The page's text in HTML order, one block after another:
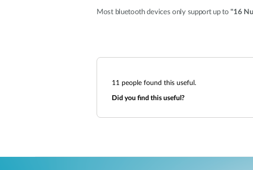
Most bluetooth devices only support up to"16
11 people found this useful.
Did you find this useful?